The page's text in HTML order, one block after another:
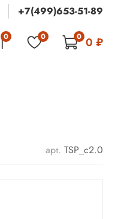
+7(499)653-51-89
0 0 0 0 ₽
арт. TSP_с2.0